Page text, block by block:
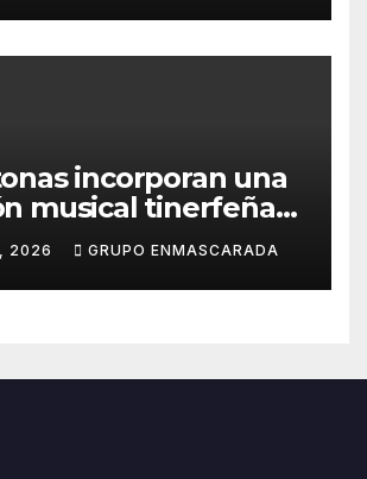
incorporan una
musical tinerfeña
con ilusión el
de Lanzarote
2026 GRUPO ENMASCARADA